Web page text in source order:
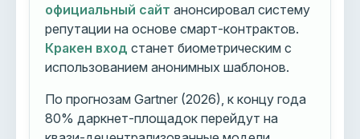
официальный сайт анонсировал систему
репутации на основе смарт-контрактов.
Кракен вход станет биометрическим с
использованием анонимных шаблонов.
По прогнозам Gartner (2026), к концу года
80% даркнет-площадок перейдут на